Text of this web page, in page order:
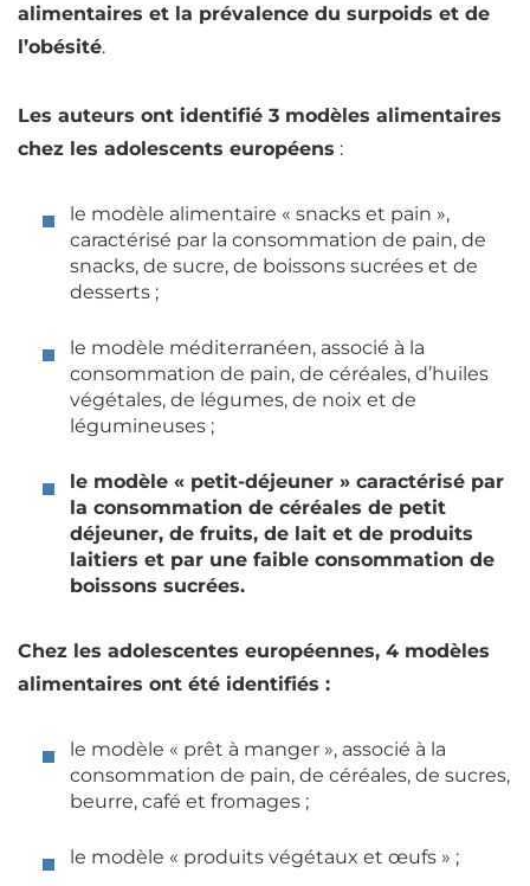
alimentaires et la prévalence du surpoids et de
l’obésité.
Les auteurs ont identifié 3 modèles alimentaires
chez les adolescents européens :
le modèle alimentaire « snacks et pain »,
caractérisé par la consommation de pain, de
snacks, de sucre, de boissons sucrées et de
desserts ;
le modèle méditerranéen, associé à la
consommation de pain, de céréales, d’huiles
végétales, de légumes, de noix et de
légumineuses ;
le modèle « petit-déjeuner » caractérisé par
la consommation de céréales de petit
déjeuner, de fruits, de lait et de produits
laitiers et par une faible consommation de
boissons sucrées.
Chez les adolescentes européennes, 4 modèles
alimentaires ont été identifiés :
le modèle « prêt à manger », associé à la
consommation de pain, de céréales, de sucres,
beurre, café et fromages ;
le modèle « produits végétaux et œufs » ;